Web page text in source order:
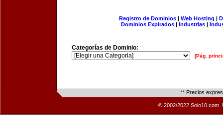
Registro de Dominios| Web Hosting |
Dominios Expirados | Industrias |
Categorías de Dominio:
[Pág.
** Precios
© 2002/2022 Solo10.com